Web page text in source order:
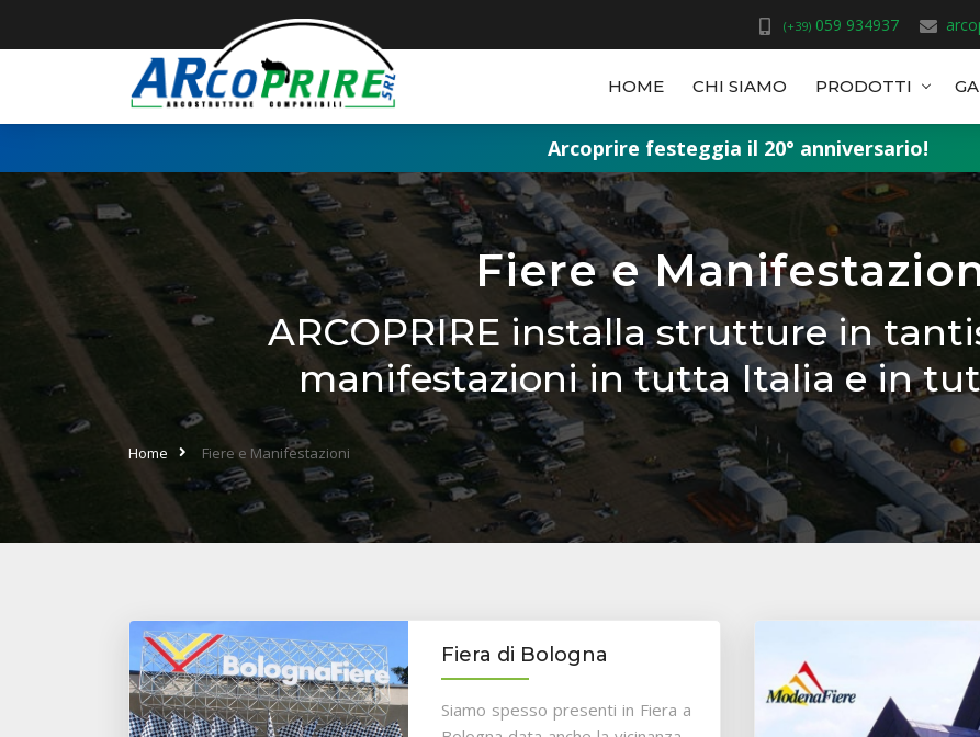
(+39) 059 934937
HOME CHI SIAMO PRODOTTI
Arcoprire festeggia il 20° anniversario!
Fiere e
ARCOPRIRE installa strutture in
manifestazioni in tutta Italia e in
Home Fiere e Manifestazioni
Fiera di Bologna
Siamo spesso presenti in Fiera a